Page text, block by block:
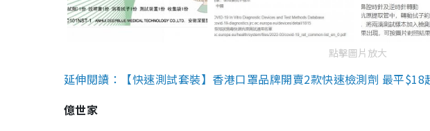
點擊圖片放大
延伸閱讀：【快速測試套裝】香港口罩品牌開賣2款快速檢測劑 最平
億世家